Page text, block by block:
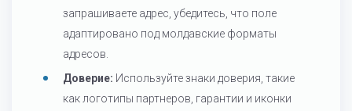
запрашиваете адрес, убедитесь, что поле
адаптировано под молдавские форматы
адресов.
Доверие: Используйте знаки доверия, такие
как логотипы партнеров, гарантии и иконки